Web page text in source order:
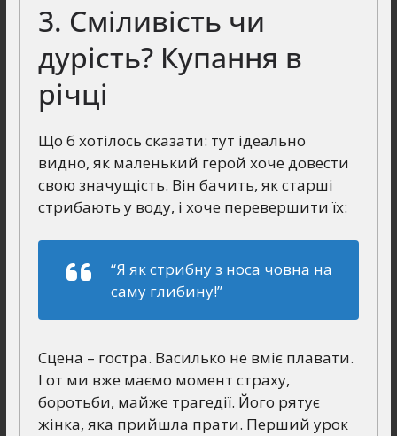
3. Сміливість чи
дурість? Купання в
річці
Що б хотілось сказати: тут ідеально
видно, як маленький герой хоче довести
свою значущість. Він бачить, як старші
стрибають у воду, і хоче перевершити їх:
“Я як стрибну з носа човна на
саму глибину!”
Сцена – гостра. Василько не вміє плавати.
І от ми вже маємо момент страху,
боротьби, майже трагедії. Його рятує
жінка, яка прийшла прати. Перший урок